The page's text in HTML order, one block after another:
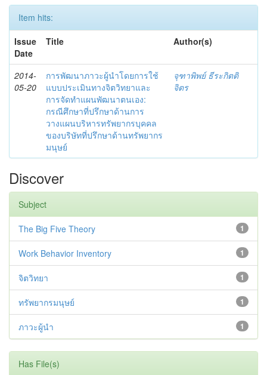
Item hits:
Issue
Date
Title Author(s)
2014-
05-20
การพัฒนาภาวะผู้นำโดยการใช้
แบบประเมินทางจิตวิทยาและ
การจัดทำแผนพัฒนาตนเอง:
กรณีศึกษาที่ปรึกษาด้านการ
วางแผนบริหารทรัพยากรบุคคล
ของบริษัทที่ปรึกษาด้านทรัพยากร
มนุษย์
จุฑาพิพย์ ธีระกิตติ
จิตร
Discover
Subject
1
The Big Five Theory
1
Work Behavior Inventory
1
จิตวิทยา
1
ทรัพยากรมนุษย์
1
ภาวะผู้นำ
Has File(s)